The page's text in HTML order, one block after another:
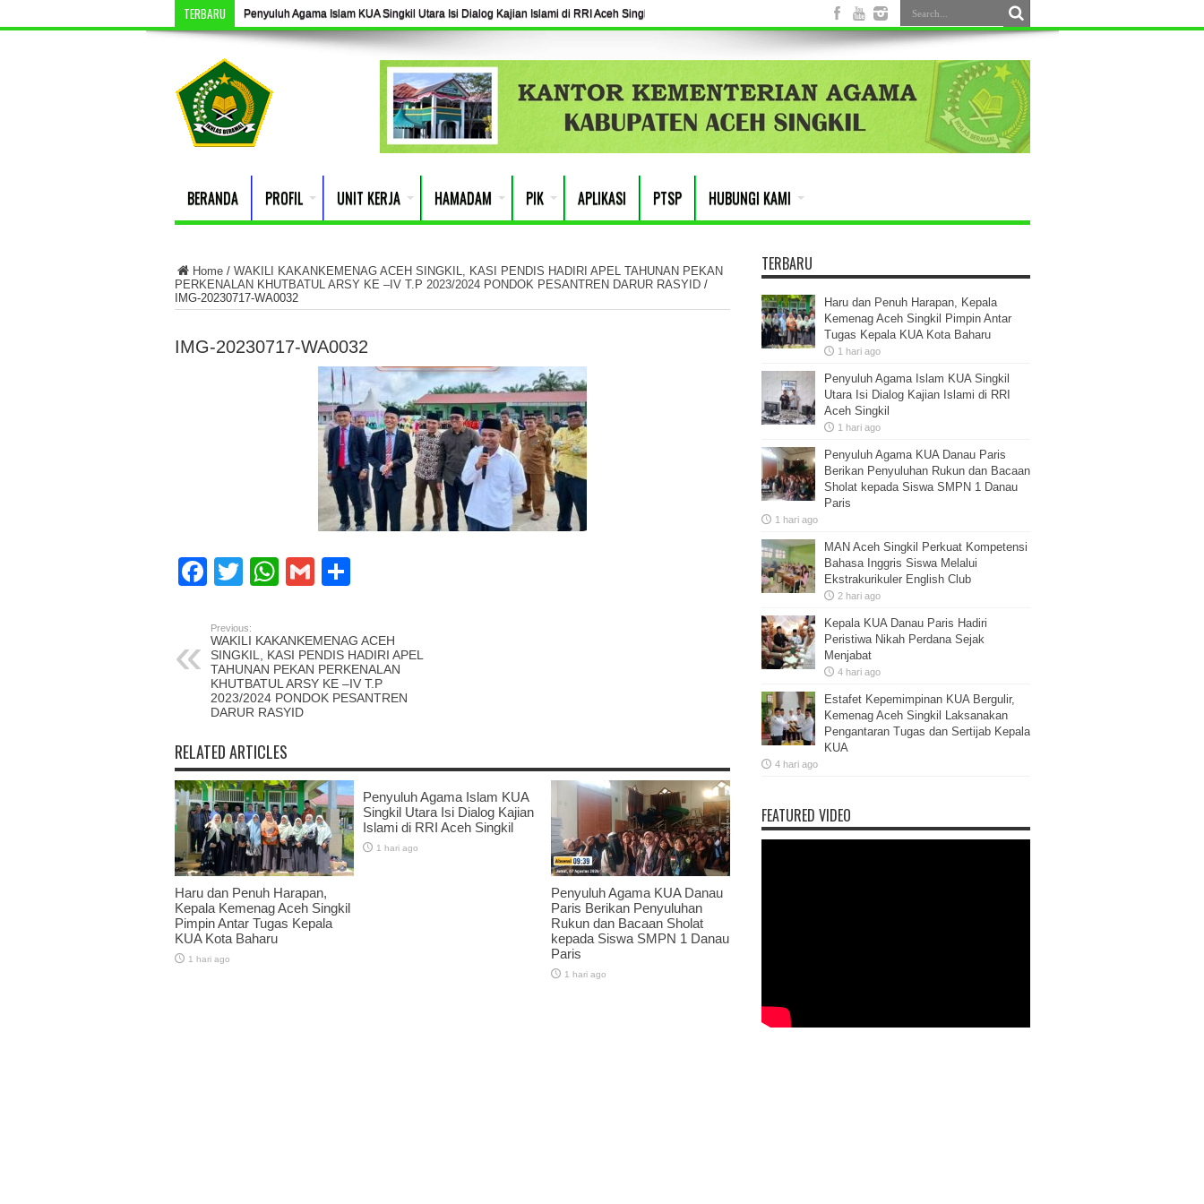
TERBARU Penyuluh Agama Islam KUA Singkil Utara Isi Dialog Kajian Islami di RRI Aceh Singkil
BERANDA PROFIL UNIT KERJA HAMADAM PIK APLIKASI PTSP HUBUNGI KAMI
Home/ WAKILI KAKANKEMENAG ACEH SINGKIL, KASI PENDIS HADIRI APEL TAHUNAN PEKAN
PERKENALAN KHUTBATUL ARSY KE –IV T.P 2023/2024 PONDOK PESANTREN DARUR RASYID/
IMG-20230717-WA0032
IMG-20230717-WA0032
Facebook
TwitterWhatsApp
Gmail
Previous:
WAKILI KAKANKEMENAG ACEH
SINGKIL, KASI PENDIS HADIRI APEL
TAHUNAN PEKAN PERKENALAN
KHUTBATUL ARSY KE –IV T.P
2023/2024 PONDOK PESANTREN
DARUR RASYID
RELATED ARTICLES
Haru dan Penuh Harapan,
Kepala Kemenag Aceh Singkil
Pimpin Antar Tugas Kepala
KUA Kota Baharu
1 hari ago
Penyuluh Agama Islam KUA
Singkil Utara Isi Dialog Kajian
Islami di RRI Aceh Singkil
1 hari ago
Penyuluh Agama KUA Danau
Paris Berikan Penyuluhan
Rukun dan Bacaan Sholat
kepada Siswa SMPN 1 Danau
Paris
1 hari ago
TERBARU
Haru dan Penuh Harapan, Kepala
Kemenag Aceh Singkil Pimpin Antar
Tugas Kepala KUA Kota Baharu
1 hari ago
Penyuluh Agama Islam KUA Singkil
Utara Isi Dialog Kajian Islami di RRI
Aceh Singkil
1 hari ago
Penyuluh Agama KUA Danau Paris
Berikan Penyuluhan Rukun dan Bacaan
Sholat kepada Siswa SMPN 1 Danau
Paris
1 hari ago
MAN Aceh Singkil Perkuat Kompetensi
Bahasa Inggris Siswa Melalui
Ekstrakurikuler English Club
2 hari ago
Kepala KUA Danau Paris Hadiri
Peristiwa Nikah Perdana Sejak
Menjabat
4 hari ago
Estafet Kepemimpinan KUA Bergulir,
Kemenag Aceh Singkil Laksanakan
Pengantaran Tugas dan Sertijab Kepala
KUA
4 hari ago
FEATURED VIDEO